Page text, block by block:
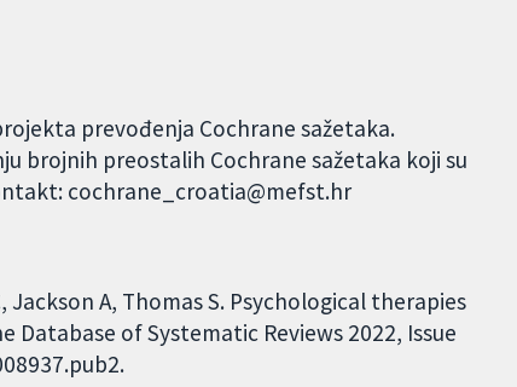
prevođenja Cochrane sažetaka.
brojnih preostalih Cochrane sažetaka koji su
cochrane_croatia@mefst.hr
Jackson A, Thomas S. Psychological therapies
of Systematic Reviews 2022, Issue